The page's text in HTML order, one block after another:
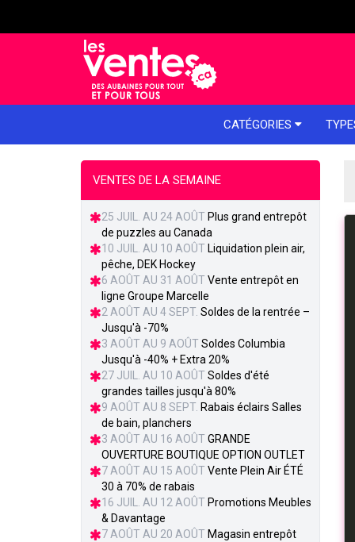
CATÉGORIES
VENTES DE LA SEMAINE
25 JUIL. AU 24 AOÛT Plus grand entrepôt
de puzzles au Canada
10 JUIL. AU 10 AOÛT Liquidation plein air,
pêche, DEK Hockey
6 AOÛT AU 31 AOÛT Vente entrepôt en
ligne Groupe Marcelle
2 AOÛT AU 4 SEPT. Soldes de la rentrée –
Jusqu'à -70%
3 AOÛT AU 9 AOÛT Soldes Columbia
Jusqu'à -40% + Extra 20%
27 JUIL. AU 10 AOÛT Soldes d'été
grandes tailles jusqu'à 80%
9 AOÛT AU 8 SEPT. Rabais éclairs Salles
de bain, planchers
3 AOÛT AU 16 AOÛT GRANDE
OUVERTURE BOUTIQUE OPTION OUTLET
7 AOÛT AU 15 AOÛT Vente Plein Air ÉTÉ
30 à 70% de rabais
16 JUIL. AU 12 AOÛT Promotions Meubles
& Davantage
7 AOÛT AU 20 AOÛT Magasin entrepôt